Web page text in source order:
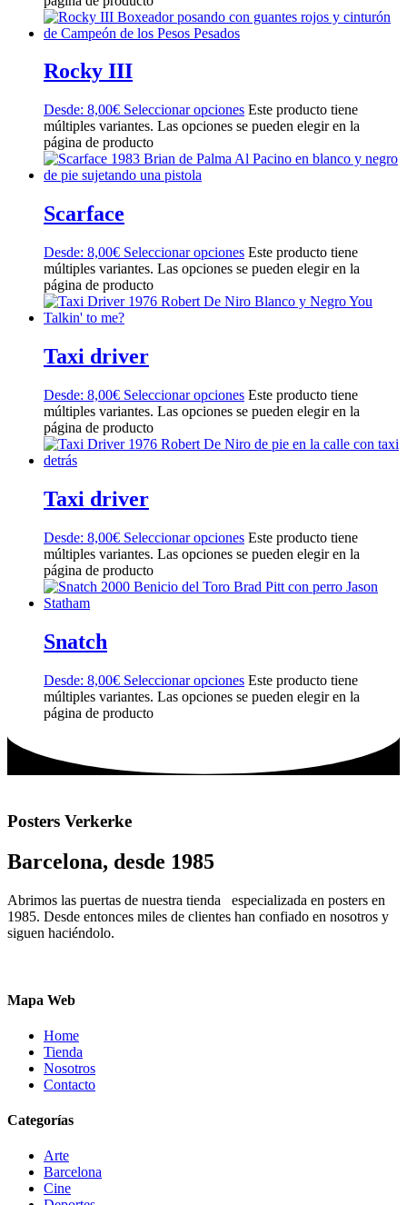
Rocky III
Desde: 8,00€ Seleccionar opciones Este producto tiene
múltiples variantes. Las opciones se pueden elegir en la
página de producto
Scarface
Desde: 8,00€ Seleccionar opciones Este producto tiene
múltiples variantes. Las opciones se pueden elegir en la
página de producto
Taxi driver
Desde: 8,00€ Seleccionar opciones Este producto tiene
múltiples variantes. Las opciones se pueden elegir en la
página de producto
Taxi driver
Desde: 8,00€ Seleccionar opciones Este producto tiene
múltiples variantes. Las opciones se pueden elegir en la
página de producto
Snatch
Desde: 8,00€ Seleccionar opciones Este producto tiene
múltiples variantes. Las opciones se pueden elegir en la
página de producto
Posters Verkerke
Barcelona, desde 1985
Abrimos las puertas de nuestra tienda especializada en posters en
1985. Desde entonces miles de clientes han confiado en nosotros y
siguen haciéndolo.
Mapa Web
Home
Tienda
Nosotros
Contacto
Categorías
Arte
Barcelona
Cine